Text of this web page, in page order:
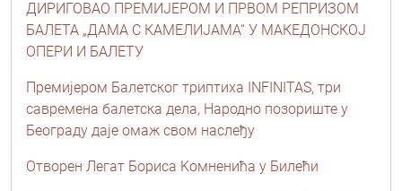
ДИРИГОВАО ПРЕМИЈЕРОМ И ПРВОМ РЕПРИЗОМ
БАЛЕТА „ДАМА С КАМЕЛИЈАМА“ У МАКЕДОНСКОЈ
ОПЕРИ И БАЛЕТУ
Премијером Балетског триптиха INFINITAS, три
савремена балетска дела, Народно позориште у
Београду даје омаж свом наслеђу
Отворен Легат Бориса Kомненића у Билећи